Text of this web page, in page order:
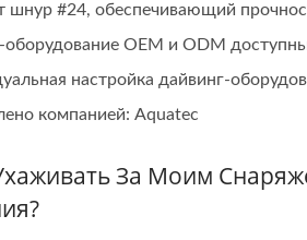
шнур #24, обеспечивающий
OEM и ODM
настройка дайвинг-
компанией: Aquatec
За Моим